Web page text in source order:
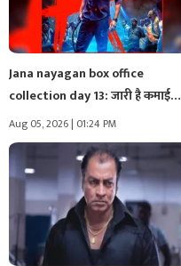
Jana nayagan box office
collection day 13: जारी है कमाई…
Aug 05, 2026 | 01:24 PM